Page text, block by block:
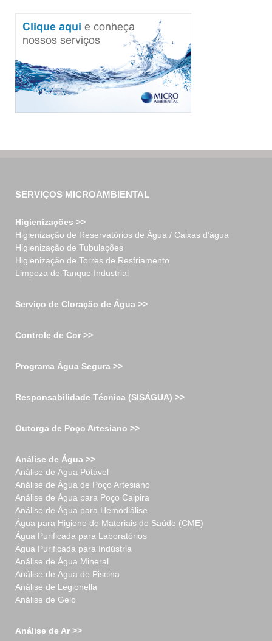
SERVIÇOS MICROAMBIENTAL
Higienizações >>
Higienização de Reservatórios de Água / Caixas d’água
Higienização de Tubulações
Higienização de Torres de Resfriamento
Limpeza de Tanque Industrial
Serviço de Cloração de Água >>
Controle de Cor >>
Programa Água Segura >>
Responsabilidade Técnica (SISÁGUA) >>
Outorga de Poço Artesiano >>
Análise de Água >>
Análise de Água Potável
Análise de Água de Poço Artesiano
Análise de Água para Poço Caipira
Análise de Água para Hemodiálise
Água para Higiene de Materiais de Saúde (CME)
Água Purificada para Laboratórios
Água Purificada para Indústria
Análise de Água Mineral
Análise de Água de Piscina
Análise de Legionella
Análise de Gelo
Análise de Ar >>